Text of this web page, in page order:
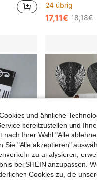
24 übrig
17,11€ 18,18€
und ähnliche
bereitzustellen und
nach Ihrer Wahl "Alle
Sie "Alle akzeptieren"
zu analysieren,
bei SHEIN anzupassen.
Cookies zu, die